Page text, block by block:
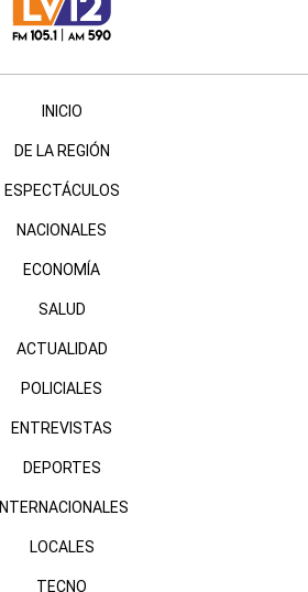
INICIO
DE LA REGIÓN
ESPECTÁCULOS
NACIONALES
ECONOMÍA
SALUD
ACTUALIDAD
POLICIALES
ENTREVISTAS
DEPORTES
INTERNACIONALES
LOCALES
TECNO